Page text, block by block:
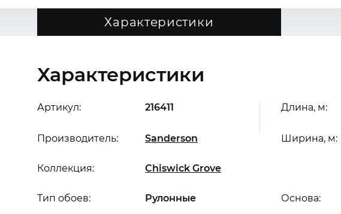
Характеристики
Характеристики
Артикул: 216411
Производитель: Sanderson
Коллекция: Chiswick Grove
Длина, м:
Ширина, м:
Основа:
Тип обоев: Рулонные